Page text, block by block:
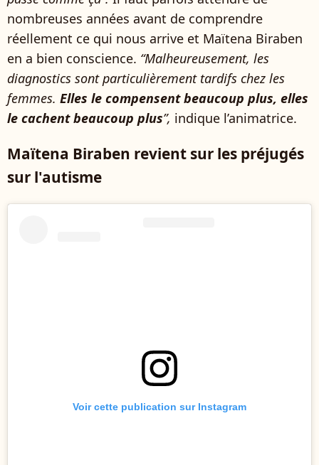
nombreuses années avant de comprendre
réellement ce qui nous arrive et Maïtena Biraben
en a bien conscience. “Malheureusement, les
diagnostics sont particulièrement tardifs chez les
femmes. Elles le compensent beaucoup plus, elles
le cachent beaucoup plus”, indique l’animatrice.
Maïtena Biraben revient sur les préjugés
sur l'autisme
Voir cette publication sur Instagram